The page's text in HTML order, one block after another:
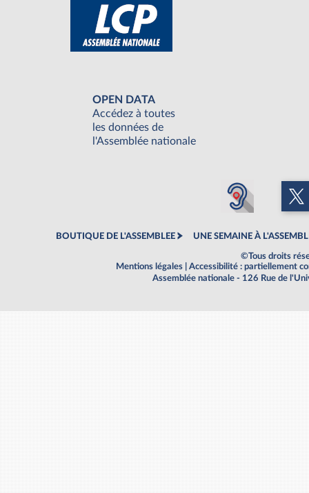
OPEN DATA
Accédez à toutes
les données de
l'Assemblée nationale
BOUTIQUE DE L'ASSEMBLEE UNE SEMAINE À
©Tous droits
Mentions légales
Accessibilité : partiellement
Assemblée nationale - 126 Rue de